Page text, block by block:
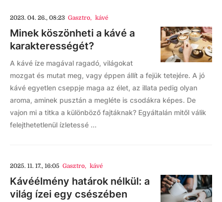
2023. 04. 26., 08:23 Gasztro, kávé
Minek köszönheti a kávé a
karakterességét?
A kávé íze magával ragadó, világokat
mozgat és mutat meg, vagy éppen állít a fejük tetejére. A jó
kávé egyetlen cseppje maga az élet, az illata pedig olyan
aroma, aminek pusztán a megléte is csodákra képes. De
vajon mi a titka a különböző fajtáknak? Egyáltalán mitől válik
felejthetetlenül ízletessé ...
2025. 11. 17., 16:05 Gasztro, kávé
Kávéélmény határok nélkül: a
világ ízei egy csészében